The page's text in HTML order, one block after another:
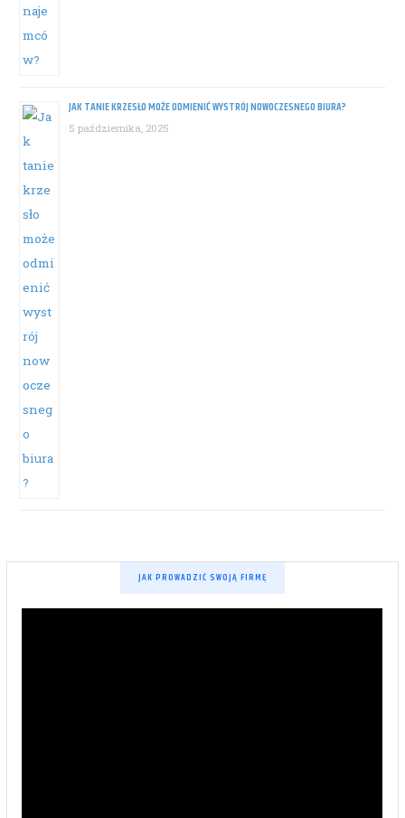
JAK TANIE KRZESŁO MOŻE ODMIENIĆ WYSTRÓJ NOWOCZESNEGO BIURA?
5 października, 2025
JAK PROWADZIĆ SWOJĄ FIRMĘ